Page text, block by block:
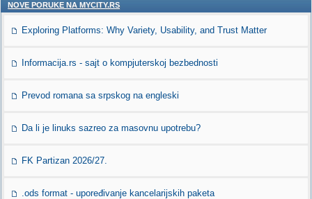
NOVE PORUKE NA MYCITY.RS
Exploring Platforms: Why Variety, Usability, and Trust Matter
Informacija.rs - sajt o kompjuterskoj bezbednosti
Prevod romana sa srpskog na engleski
Da li je linuks sazreo za masovnu upotrebu?
FK Partizan 2026/27.
.ods format - upoređivanje kancelarijskih paketa